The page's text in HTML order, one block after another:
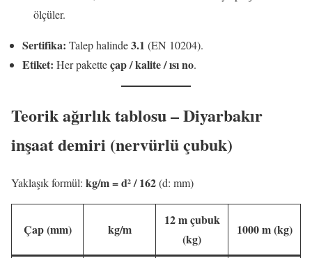
ölçüler.
Sertifika: Talep halinde3.1 (EN 10204).
Etiket: Her paketteçap / kalite / ısı no.
Teorik ağırlık tablosu – Diyarbakır
inşaat demiri (nervürlü çubuk)
Yaklaşık formül: kg/m = d² / 162(d: mm)
Çap (mm) kg/m
12 m çubuk
(kg)
1000 m (kg)